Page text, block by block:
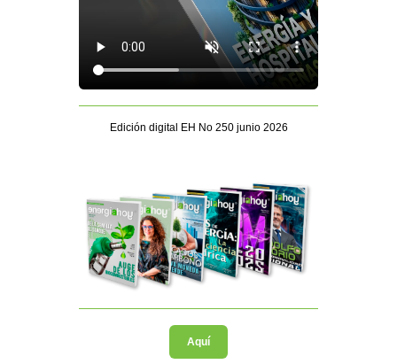
Edición digital EH No 250 junio 2026
Aquí